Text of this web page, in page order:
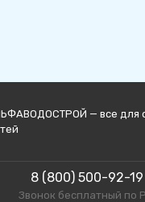
— все для
8 (800) 500-92-19
Звонок бесплатный по